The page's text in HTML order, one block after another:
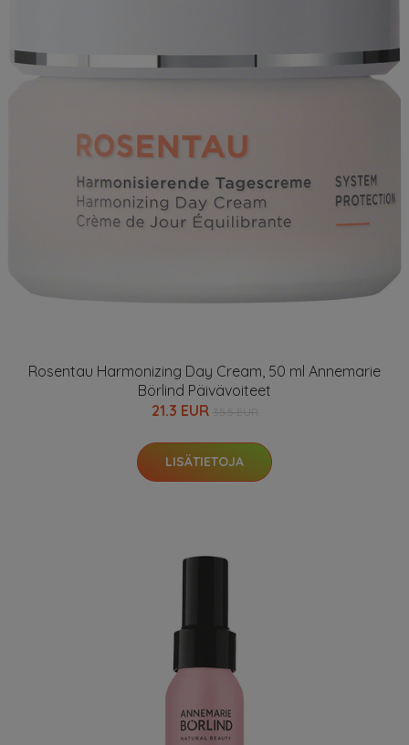
Rosentau Harmonizing Day Cream, 50 ml Annemarie
Börlind Päivävoiteet
21.3 EUR
LISÄTIETOJA